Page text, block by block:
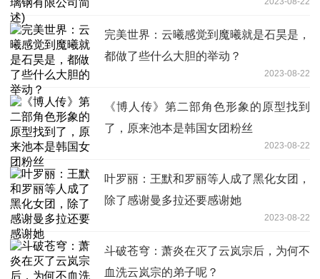
完美世界：云曦感觉到魔曦就是石昊是，
都做了些什么大胆的举动？
2023-08-22
《博人传》第二部角色形象的原型找到
了，原来池本是韩国女团粉丝
2023-08-22
叶罗丽：王默和罗丽等人成了黑化女团，
除了感谢曼多拉还要感谢她
2023-08-22
斗破苍穹：萧炎在灭了云岚宗后，为何不
血洗云岚宗的弟子呢？